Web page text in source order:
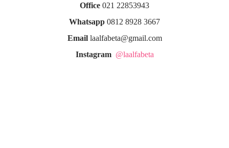
Office 021 22853943
Whatsapp 0812 8928 3667
Emaillaalfabeta@gmail.com
Instagram @laalfabeta